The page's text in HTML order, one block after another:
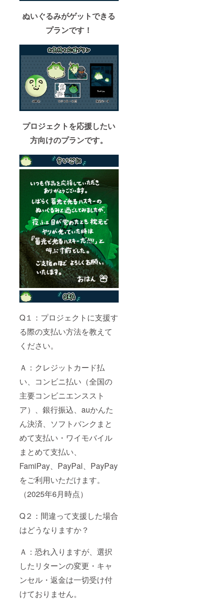
ぬいぐるみがゲットできる
プランです！
プロジェクトを応援したい
方向けのプランです。
Q１：プロジェクトに支援す
る際の支払い方法を教えて
ください。
Ａ：クレジットカード払
い、コンビニ払い（全国の
主要コンビニエンススト
ア）、銀行振込、auかんた
ん決済、ソフトバンクまと
めて支払い・ワイモバイル
まとめて支払い、
FamiPay、PayPal、PayPay
をご利用いただけます。
（2025年6月時点）
Q２：間違って支援した場合
はどうなりますか？
Ａ：恐れ入りますが、選択
したリターンの変更・キャ
ンセル・返金は一切受け付
けておりません。